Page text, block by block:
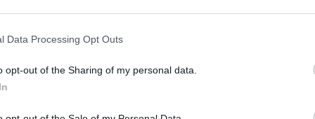
Data Processing Opt Outs
opt-out of the Sharing of my personal data.
po 146,22 Eur/t – 3,59 proc.
savaitę buvusia kaina, bet 7,31 proc.
atitinkamu laikotarpiu.